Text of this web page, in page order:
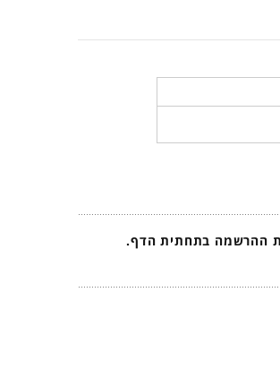
ההרשמה בתחתית הדף.